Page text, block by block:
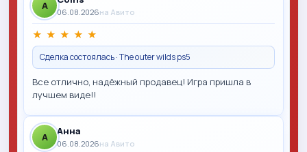
A
06.08.2026на Авито
★ ★ ★ ★ ★
Сделка состоялась · The outer wilds ps5
Все отлично, надёжный продавец! Игра пришла в
лучшем виде!!
A Анна
06.08.2026на Авито